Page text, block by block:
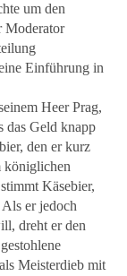
um den
Moderator
Einführung in
Heer Prag,
das Geld knapp
den er kurz
königlichen
Käsebier,
er jedoch
dreht er den
Meisterdieb mit